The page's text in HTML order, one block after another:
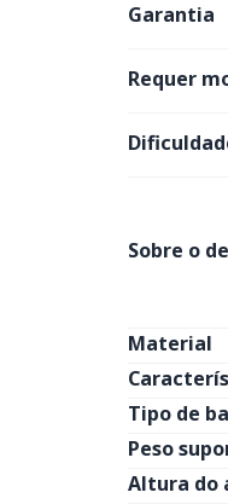
Garantia
Requer
Sobre o
Material
Tipo de
Peso
Altura do